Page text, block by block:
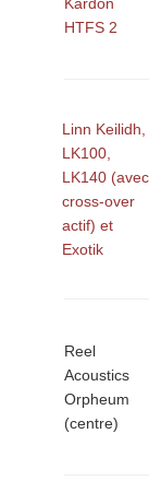
HTFS 2
Linn Keilidh,
LK100,
LK140 (avec
cross-over
actif) et
Exotik
Reel
Acoustics
Orpheum
(centre)